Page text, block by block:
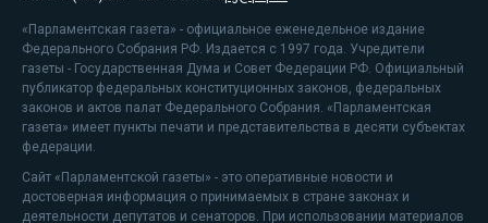
«Парламентская газета» - официальное еженедельное издание
Федерального Собрания РФ. Издается с 1997 года. Учредители
газеты - Государственная Дума и Совет Федерации РФ. Официальный
публикатор федеральных конституционных законов, федеральных
законов и актов палат Федерального Собрания. «Парламентская
газета» имеет пункты печати и представительства в десяти субъектах
федерации.
Сайт «Парламентской газеты» - это оперативные новости и
достоверная информация о принимаемых в стране законах и
деятельности депутатов и сенаторов. При использовании материалов